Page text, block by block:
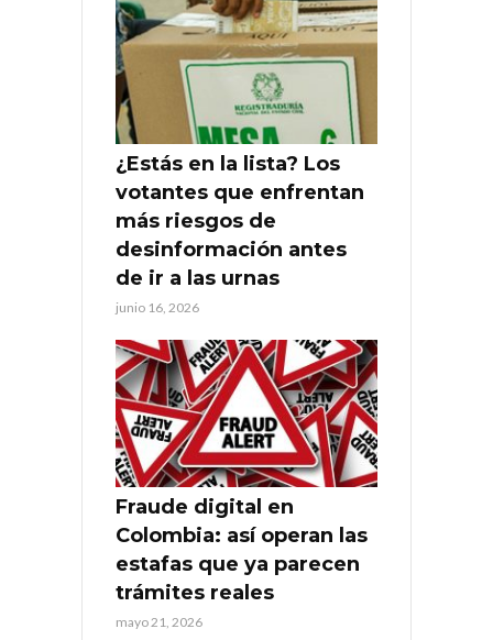
¿Estás en la lista? Los
votantes que enfrentan
más riesgos de
desinformación antes
de ir a las urnas
junio 16, 2026
Fraude digital en
Colombia: así operan las
estafas que ya parecen
trámites reales
mayo 21, 2026